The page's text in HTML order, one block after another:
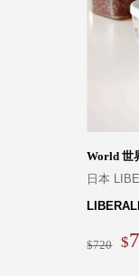
World 世
日本
720